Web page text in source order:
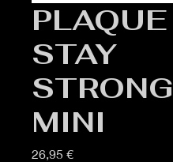
PLAQUE
STAY
STRONG
MINI
26,95 €Prix